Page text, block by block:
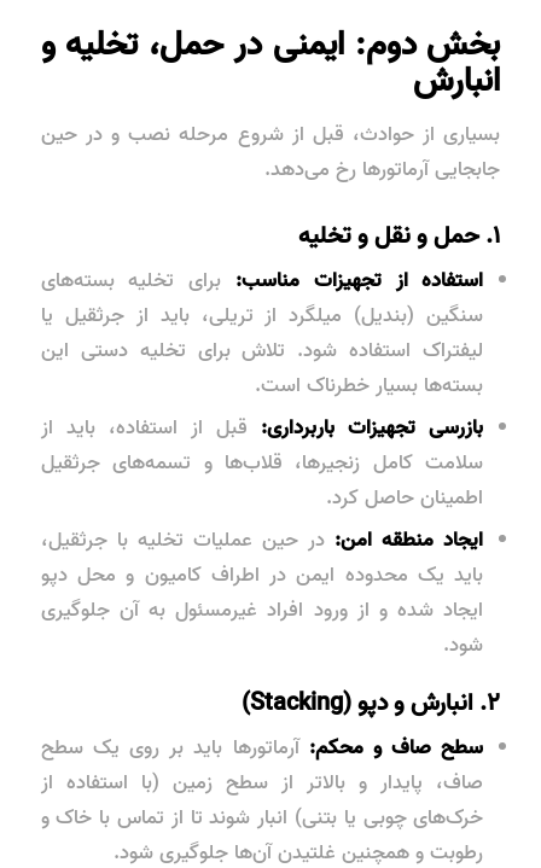
بخش دوم: ایمنی در حمل، تخلیه و
انبارش
بسیاری از حوادث، قبل از شروع مرحله نصب و در حین
جابجایی آرماتورها رخ می‌دهد.
۱. حمل و نقل و تخلیه
استفاده از تجهیزات مناسب: برای تخلیه بسته‌های
سنگین (بندیل) میلگرد از تریلی، باید از جرثقیل یا
لیفتراک استفاده شود. تلاش برای تخلیه دستی این
بسته‌ها بسیار خطرناک است.
بازرسی تجهیزات باربرداری: قبل از استفاده، باید از
سلامت کامل زنجیرها، قلاب‌ها و تسمه‌های جرثقیل
اطمینان حاصل کرد.
ایجاد منطقه امن: در حین عملیات تخلیه با جرثقیل،
باید یک محدوده ایمن در اطراف کامیون و محل دپو
ایجاد شده و از ورود افراد غیرمسئول به آن جلوگیری
شود.
۲. انبارش و دپو (Stacking)
سطح صاف و محکم: آرماتورها باید بر روی یک سطح
صاف، پایدار و بالاتر از سطح زمین (با استفاده از
خرک‌های چوبی یا بتنی) انبار شوند تا از تماس با خاک و
رطوبت و همچنین غلتیدن آن‌ها جلوگیری شود.